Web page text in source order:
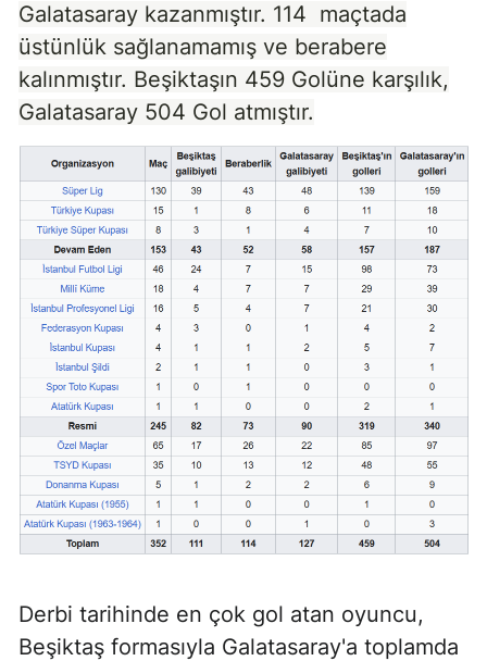
Galatasaray kazanmıştır. 114 maçtada
üstünlük sağlanamamış ve berabere
kalınmıştır. Beşiktaşın 459 Golüne karşılık,
Galatasaray 504 Gol atmıştır.
Derbi tarihinde en çok gol atan oyuncu,
Beşiktaş formasıyla Galatasaray'a toplamda